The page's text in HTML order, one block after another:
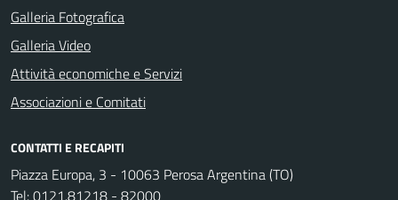
Galleria Fotografica
Galleria Video
Attività economiche e Servizi
Associazioni e Comitati
CONTATTI E RECAPITI
Piazza Europa, 3 - 10063 Perosa Argentina (TO)
Tel:0121.81218 - 82000